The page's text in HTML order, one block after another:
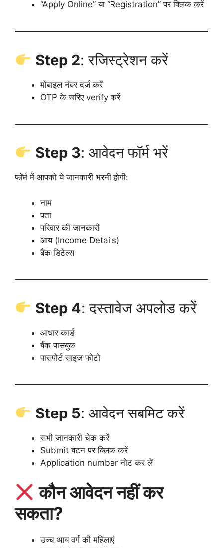
“Apply Online” या “Registration” पर क्लिक करें
Step 2: रजिस्ट्रेशन करें
मोबाइल नंबर दर्ज करें
OTP के जरिए verify करें
Step 3: आवेदन फॉर्म भरें
फॉर्म में आपको ये जानकारी भरनी होगी:
नाम
पता
परिवार की जानकारी
आय (Income Details)
बैंक डिटेल्स
Step 4: दस्तावेज अपलोड करें
आधार कार्ड
बैंक पासबुक
पासपोर्ट साइज फोटो
Step 5: आवेदन सबमिट करें
सभी जानकारी चेक करें
Submit बटन पर क्लिक करें
Application number नोट कर लें
कौन आवेदन नहीं कर
सकता?
उच्च आय वर्ग की महिलाएं